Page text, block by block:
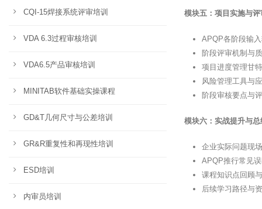
模块五：项目实施与
APQP各阶段输
阶段评审机制与
项目进度管理甘
风险管理工具与
阶段审核要点与
模块六：实战提升与
企业实际问题现
APQP推行常见
课程知识点回顾
后续学习路径与
CQI-15焊接系统评审培训
VDA 6.3过程审核培训
VDA6.5产品审核培训
MINITAB软件基础实操课程
GD&T几何尺寸与公差培训
GR&R重复性和再现性培训
ESD培训
内审员培训